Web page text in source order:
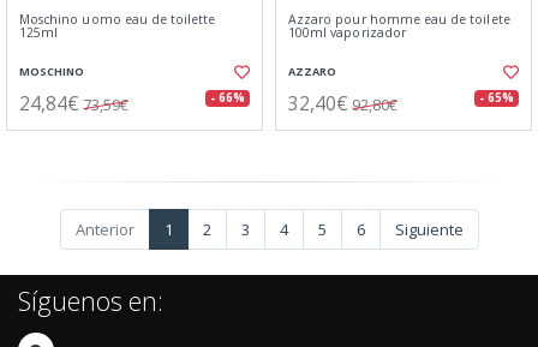
Moschino uomo eau de toilette
125ml
MOSCHINO
24,84€ 73,59€ - 66%
Azzaro pour homme eau de toilete
100ml vaporizador
AZZARO
32,40€ 92,80€ - 65%
Anterior 1 2 3 4 5 6 Siguiente
Síguenos en: